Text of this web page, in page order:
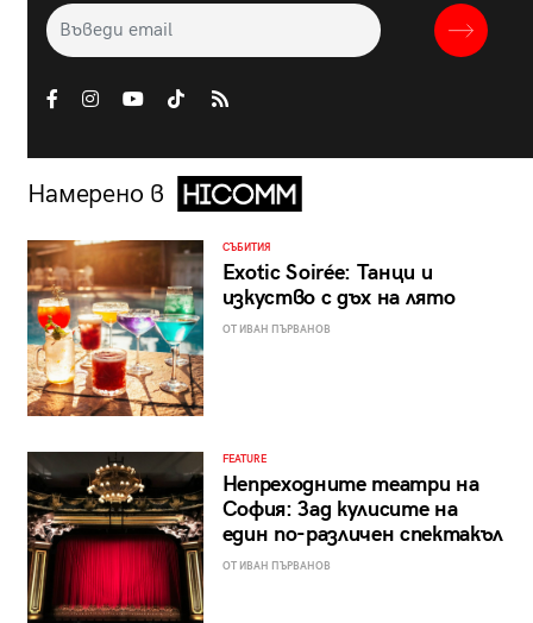
Намерено в
СЪБИТИЯ
Exotic Soirée: Танци и
изкуство с дъх на лято
ОТ ИВАН ПЪРВАНОВ
FEATURE
Непреходните театри на
София: Зад кулисите на
един по-различен спектакъл
ОТ ИВАН ПЪРВАНОВ